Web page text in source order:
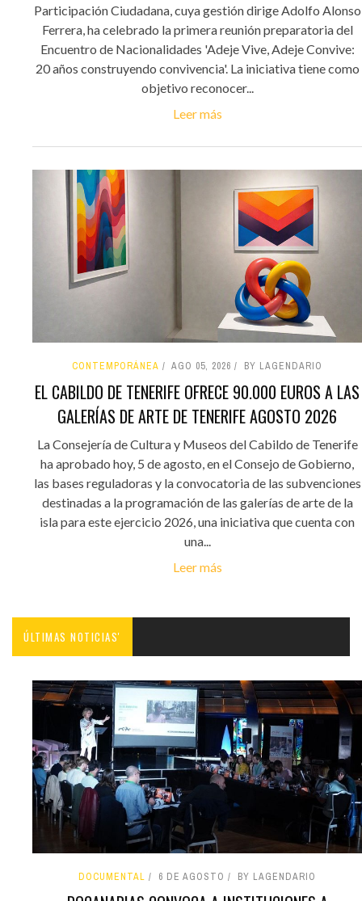
Participación Ciudadana, cuya gestión dirige Adolfo Alonso
Ferrera, ha celebrado la primera reunión preparatoria del
Encuentro de Nacionalidades 'Adeje Vive, Adeje Convive:
20 años construyendo convivencia'. La iniciativa tiene como
objetivo reconocer...
Leer más
CONTEMPORÁNEA AGO 05, 2026 BY LAGENDARIO
EL CABILDO DE TENERIFE OFRECE 90.000 EUROS A LAS
GALERÍAS DE ARTE DE TENERIFE AGOSTO 2026
La Consejería de Cultura y Museos del Cabildo de Tenerife
ha aprobado hoy, 5 de agosto, en el Consejo de Gobierno,
las bases reguladoras y la convocatoria de las subvenciones
destinadas a la programación de las galerías de arte de la
isla para este ejercicio 2026, una iniciativa que cuenta con
una...
Leer más
ÚLTIMAS NOTICIAS'
DOCUMENTAL 6 DE AGOSTO BY LAGENDARIO